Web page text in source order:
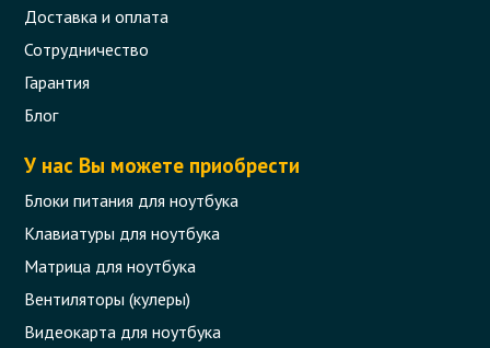
Доставка и оплата
Сотрудничество
Гарантия
Блог
У нас Вы можете приобрести
Блоки питания для ноутбука
Клавиатуры для ноутбука
Матрица для ноутбука
Вентиляторы (кулеры)
Видеокарта для ноутбука